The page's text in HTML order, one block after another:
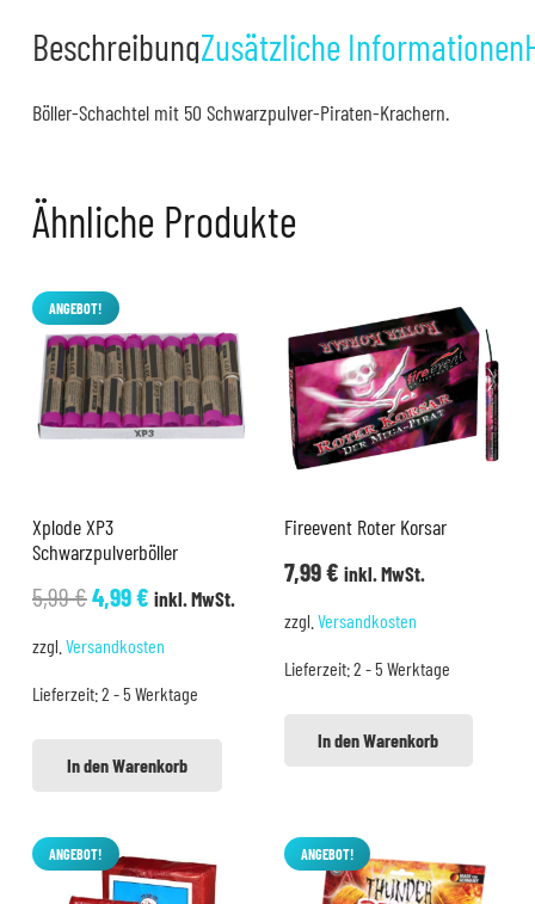
BeschreibungZusätzliche Informationen
Böller-Schachtel mit 50 Schwarzpulver-Piraten-Krachern.
Ähnliche Produkte
ANGEBOT!
Xplode XP3
Schwarzpulverböller
5,99€Ursprünglicher
5,99 €
4,99€Aktueller
4,99 €.
inkl. MwSt.
zzgl. Versandkosten
Lieferzeit:2 - 5 Werktage
In den Warenkorb
Fireevent Roter Korsar
7,99€ inkl. MwSt.
zzgl. Versandkosten
Lieferzeit:2 - 5 Werktage
In den Warenkorb
ANGEBOT! ANGEBOT!